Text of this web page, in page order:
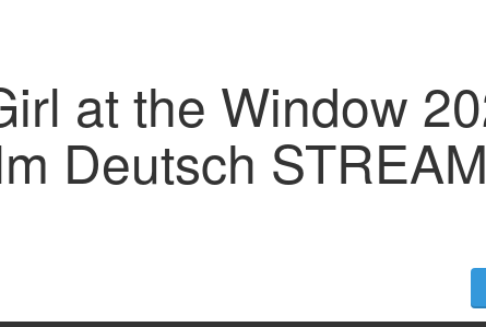
at the Window
Deutsch STREAM